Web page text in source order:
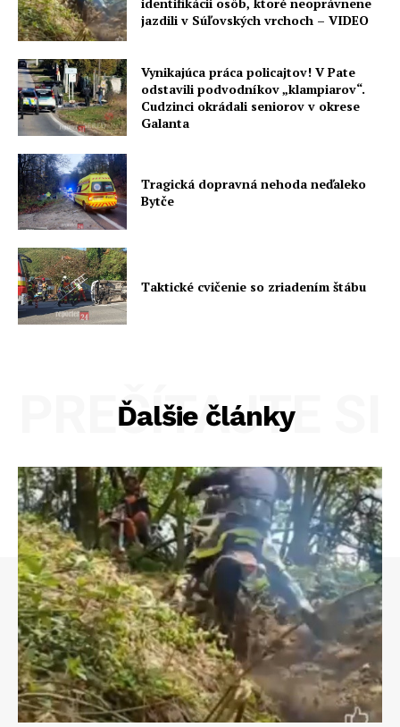
jazdili v Súľovských vrchoch – VIDEO
Vynikajúca práca policajtov! V Pate
odstavili podvodníkov „klampiarov“.
Cudzinci okrádali seniorov v okrese
Galanta
Tragická dopravná nehoda neďaleko
Bytče
Taktické cvičenie so zriadením štábu
Ďalšie články
PREČÍTAJTE SI